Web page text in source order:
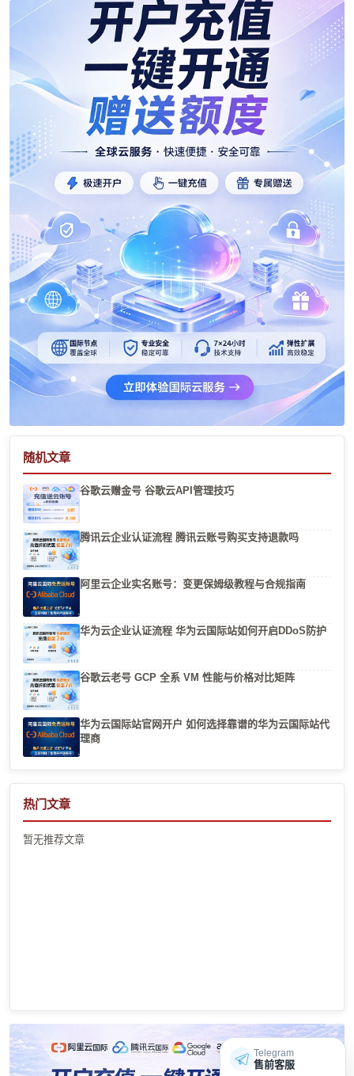
随机文章
谷歌云赠金号 谷歌云API管理技巧
腾讯云企业认证流程 腾讯云账号购买支持退款吗
阿里云企业实名账号：变更保姆级教程与合规指南
华为云企业认证流程 华为云国际站如何开启DDoS防护
谷歌云老号 GCP 全系 VM 性能与价格对比矩阵
华为云国际站官网开户 如何选择靠谱的华为云国际站代
理商
热门文章
暂无推荐文章
Telegram
售前客服